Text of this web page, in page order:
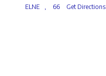
ELNE 66 Get Directions